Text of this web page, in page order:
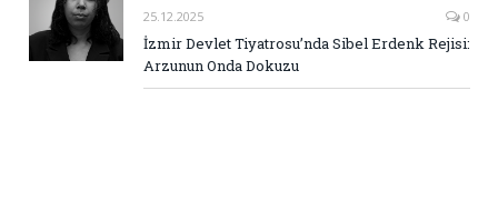
25.12.2025 0
İzmir Devlet Tiyatrosu’nda Sibel Erdenk Rejisi:
Arzunun Onda Dokuzu